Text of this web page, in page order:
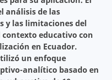
análisis de las
y las limitaciones del
educativo con
en Ecuador.
un enfoque
analítico basado en